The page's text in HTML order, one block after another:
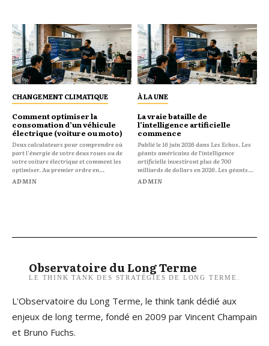
CHANGEMENT CLIMATIQUE
Comment optimiser la
consomation d’un véhicule
électrique (voiture ou moto)
Deux calculateurs pour comprendre où
part l'énergie de votre deux roues ou de
votre voiture électrique et comment les
optimiser. Au premier ordre en...
ADMIN
À LA UNE
La vraie bataille de
l’intelligence artificielle
commence
Publié le 16 juin 2026 dans Les Echos. Les
géants américains de l’intelligence
artificielle investiront plus de 700
milliards de dollars en 2026. Les géants...
ADMIN
Observatoire du Long Terme
LE THINK TANK DES STRATÉGIES DE LONG TERME.
L'Observatoire du Long Terme, le think tank dédié aux
enjeux de long terme, fondé en 2009 par Vincent Champain
et Bruno Fuchs.